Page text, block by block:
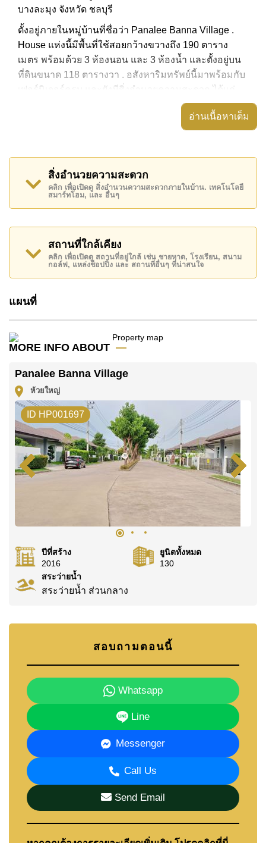
บางละมุง จังหวัด ชลบุรี
ตั้งอยู่ภายในหมู่บ้านที่ชื่อว่า Panalee Banna Village .
House แห่งนี้มีพื้นที่ใช้สอยกว้างขวางถึง 190 ตาราง
เมตร พร้อมด้วย 3 ห้องนอน และ 3 ห้องน้ำ และตั้งอยู่บน
ที่ดินขนาด 118 ตารางวา . อสังหาริมทรัพย์นี้มาพร้อมกับ
เฟอร์นิเจอร์ครบ และยังมีสิ่งอำนวยความสะดวก ได้แก่
วิลล่าชั้นเดียว, สนามหญ้าขนาดเล็ก, พื้นที่นั่งเล่นกลาง
Panalee Banna Village มีสิ่งอำนวยความสะดวกส่วน
กลาง ได้แก่ รักษาความปลอดภัย 24 ชั่วโมง, ทางเข้ามีไม้
กั้น, กล้องวงจรปิด, ฟิตเนส, สนามเด็กเล่น, คลับเฮ้าส์
สถานที่สำคัญใกล้ Panalee Banna Village ได้แก่:
แม็คโคร, โลตัส & เอ้าท์เล็ทมอลล์, ทอปส์ ชิลล์ เขาน้อย ,
Ramayana Water Park, Silverlake Vineyard, ไทยโปโล
คลับ, ฮอร์สชู พอยท์ รีสอร์ท, ขับเอทีวี, สนามแข่งรถ พี
ระเรซเซอร์กิต , สยามคันทรีคลับ (สนามเก่า ไร่ ริมน้ำ
กอล์ฟ รีสอร์ท , รพ.กรุงเทพจอมเทียน, โรงพยาบาลสมเด็จ
อสังหาริมทรัพย์นี้เปิดให้เช่าระยะยาวในราคา ฿ 85,000
บาทต่อเดือน
โปรดทราบว่าราคาค่าเช่าที่ Cornerstone Real Estate
โฆษณาเป็นราคาสำหรับสัญญาเช่า 1 ปี และต้องวางเงิน
มัดจำ 2 เดือนก่อนเข้าอยู่อาศัย
โฉนดที่ดินของอสังหาริมทรัพย์นี้อยู่ภายใต้กรรมสิทธิ์ ชื่อ
ไทย
ค้นพบโอกาสในการทำให้ที่อยู่อาศัยนี้เป็นบ้านในฝันของ
คุณ!
ติดต่อ Cornerstone Real Estate โทร +6638411250
info@cornerstone.co.th
WhatsApp ของสำนักงาน:+66807945904และ LINE:
อ่านเนื้อหาเต็ม
สิ่งอำนวยความสะดวก
คลิก เพื่อเปิดดู สิ่งอำนวนความสะดวกภายในบ้าน. เทคโนโลยี
สมาร์ทโฮม, และ อื่นๆ
สถานที่ใกล้เคียง
คลิก เพื่อเปิดดู สถานที่อยู่ใกล้ เช่น ชายหาด, โรงเรียน, สนาม
กอล์ฟ, แหล่งช็อปปิ้ง และ สถานที่อื่นๆ ที่น่าสนใจ
แผนที่
MORE INFO ABOUT
Panalee Banna Village
ห้วยใหญ่
ID HP001697
ปีที่สร้าง
2016
ยูนิตทั้งหมด
130
สระว่ายน้ำ
สระว่ายน้ำ ส่วนกลาง
สอบถามตอนนี้
Whatsapp
Line
Messenger
Call Us
Send Email